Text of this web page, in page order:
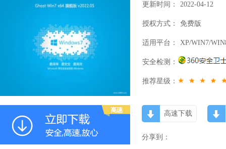
更新时间： 2022-04-12
授权方式： 免费版
适用平台： XP/WIN7/
安全检测：
推荐星级：
高速下载
分享到：